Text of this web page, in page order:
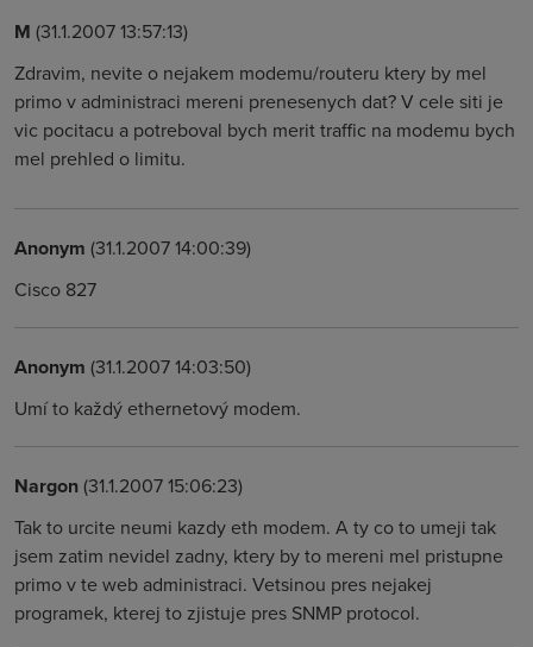
M (31.1.2007 13:57:13)
Zdravim, nevite o nejakem modemu/routeru ktery by mel
primo v administraci mereni prenesenych dat? V cele siti je
vic pocitacu a potreboval bych merit traffic na modemu bych
mel prehled o limitu.
Anonym (31.1.2007 14:00:39)
Cisco 827
Anonym (31.1.2007 14:03:50)
Umí to každý ethernetový modem.
Nargon(31.1.2007 15:06:23)
Tak to urcite neumi kazdy eth modem. A ty co to umeji tak
jsem zatim nevidel zadny, ktery by to mereni mel pristupne
primo v te web administraci. Vetsinou pres nejakej
programek, kterej to zjistuje pres SNMP protocol.